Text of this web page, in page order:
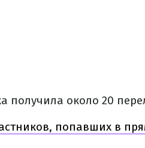
получила около 20
попавших в